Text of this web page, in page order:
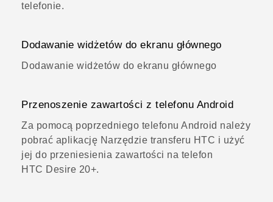
telefonie.
Dodawanie widżetów do ekranu głównego
Dodawanie widżetów do ekranu głównego
Przenoszenie zawartości z telefonu Android
Za pomocą poprzedniego telefonu Android należy
pobrać aplikację Narzędzie transferu HTC i użyć
jej do przeniesienia zawartości na telefon
HTC Desire 20‍+.